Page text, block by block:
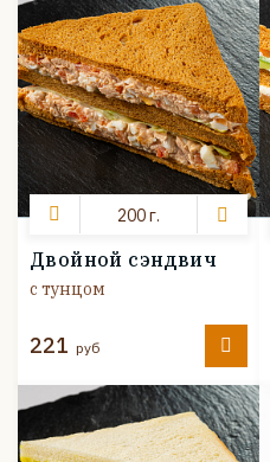
200 г.
Двойной сэндвич
с тунцом
221 руб